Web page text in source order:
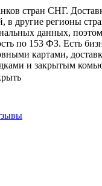
стран СНГ.
в другие регионы
данных,
по 153 ФЗ. Есть
картами,
и закрытым